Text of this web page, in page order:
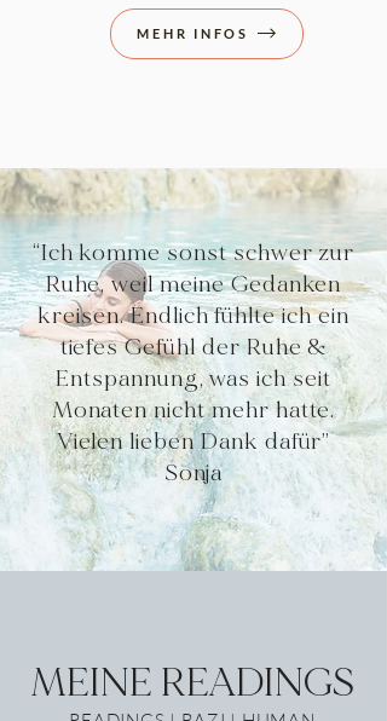
MEHR INFOS
“Ich komme sonst schwer zur
Ruhe, weil meine Gedanken
kreisen. Endlich fühlte ich ein
tiefes Gefühl der Ruhe &
Entspannung, was ich seit
Monaten nicht mehr hatte.
Vielen lieben Dank dafür”
Sonja
MEINE READINGS